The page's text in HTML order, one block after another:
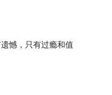
憾，只有过瘾和值